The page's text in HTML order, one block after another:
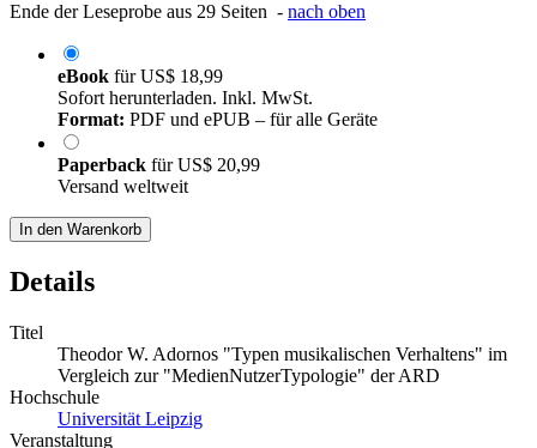
Ende der Leseprobe aus 29 Seiten - nach oben
eBook fürUS$ 18,99
Sofort herunterladen. Inkl. MwSt.
Format: PDF und ePUB – für alle Geräte
Paperback fürUS$ 20,99
Versand weltweit
In den Warenkorb
Details
Titel
Theodor W. Adornos "Typen musikalischen Verhaltens" im
Vergleich zur "MedienNutzerTypologie" der ARD
Hochschule
Universität Leipzig
Veranstaltung